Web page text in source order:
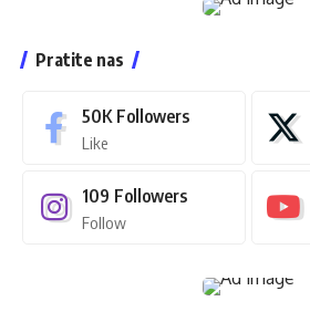
Pratite nas
50K Followers
Like
109 Followers
Follow